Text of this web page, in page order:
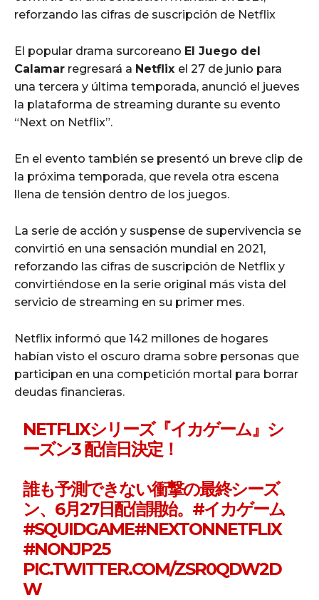
reforzando las cifras de suscripción de Netflix
El popular drama surcoreano El Juego del
Calamar regresará a Netflix el 27 de junio para
una tercera y última temporada, anunció el jueves
la plataforma de streaming durante su evento
“Next on Netflix”.
En el evento también se presentó un breve clip de
la próxima temporada, que revela otra escena
llena de tensión dentro de los juegos.
La serie de acción y suspense de supervivencia se
convirtió en una sensación mundial en 2021,
reforzando las cifras de suscripción de Netflix y
convirtiéndose en la serie original más vista del
servicio de streaming en su primer mes.
Netflix informó que 142 millones de hogares
habían visto el oscuro drama sobre personas que
participan en una competición mortal para borrar
deudas financieras.
NETFLIXシリーズ『イカゲーム』シ
ーズン3 配信日決定！
誰も予測できない衝撃の最終シーズ
ン、6月27日配信開始。 #イカゲーム
#SQUIDGAME#NEXTONNETFLIX
#NONJP25
PIC.TWITTER.COM/ZSR0QDW2D
W